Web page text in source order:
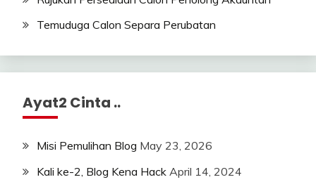
Temuduga Calon Separa Perubatan
Ayat2 Cinta ..
Misi Pemulihan Blog May 23, 2026
Kali ke-2, Blog Kena Hack April 14, 2024